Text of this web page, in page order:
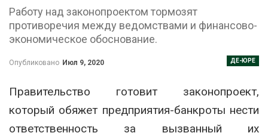
Работу над законопроектом тормозят
противоречия между ведомствами и финансово-
экономическое обоснование.
ДЕ-ЮРЕ
Опубликовано Июл 9, 2020
Правительство готовит законопроект,
который обяжет предприятия-банкроты нести
ответственность за вызванный их